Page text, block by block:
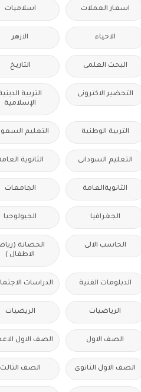
اسعار العملات اسلاميات
الاحياء الازهر
البحث العلمى التاريخ
التحضير الاكترونى
التربية
الإسلامية
التربية الوطنية التعليم
التعليم السودانى الثانوية
الثانويةالعامة الجامعات
الجغرافيا الجيولوجيا
الحاسب الالى
الحضانة
الاطفال )
الدبلومات الفنية الدراسات
الرياضيات الريضيات
الصف الاول الصف الاول
الصف الاول الثانوى الصف الثالث